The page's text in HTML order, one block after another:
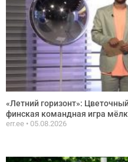
«Летний горизонт»:
финская командная игра
err.ee 05.08.2026